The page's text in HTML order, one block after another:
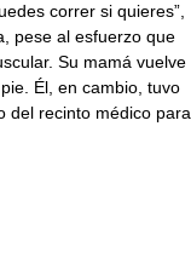
correr si quieres”,
pese al esfuerzo que
Su mamá vuelve
Él, en cambio, tuvo
del recinto médico para